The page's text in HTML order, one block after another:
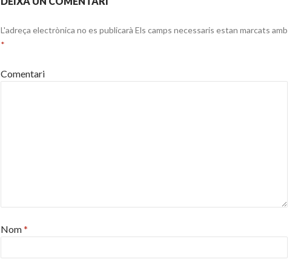
L'adreça electrònica no es publicarà Els camps necessaris estan marcats amb
*
Comentari
Nom*